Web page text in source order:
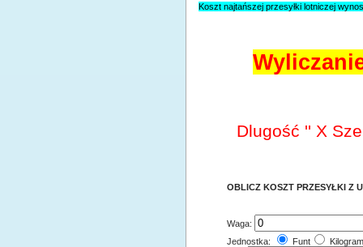
Koszt najtańszej przesyłki lotniczej
Dlugość '' X
OBLICZ KOSZT PRZESYŁKI Z
Waga:
Jednostka:
Funt
Kilogram